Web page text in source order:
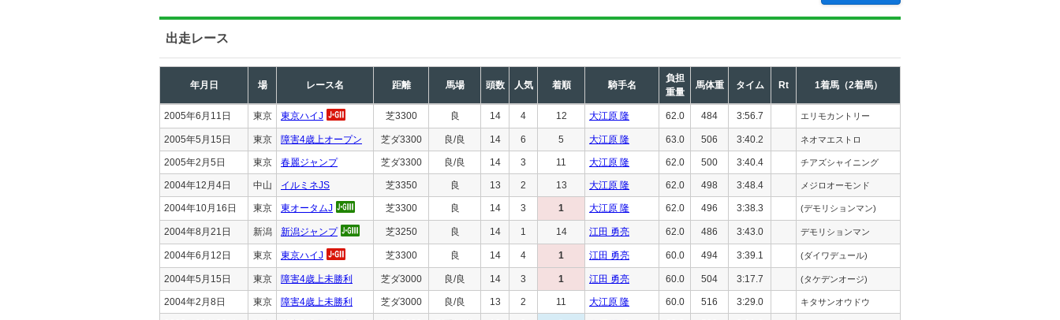
出走レース
年月日 場 レース名 距離 馬場 頭数 人気 着順 騎手名
負担
重量
馬体重 タイム Rt 1着馬（2着馬）
2005年6月11日 東京 東京ハイJ 芝3300 良 14 4 12 大江原 隆 62.0 484 3:56.7 エリモカントリー
2005年5月15日 東京 障害4歳上オープン 芝ダ3300 良/良 14 6 5 大江原 隆 63.0 506 3:40.2 ネオマエストロ
2005年2月5日 東京 春麗ジャンプ 芝ダ3300 良/良 14 3 11 大江原 隆 62.0 500 3:40.4 チアズシャイニング
2004年12月4日 中山 イルミネJS 芝3350 良 13 2 13 大江原 隆 62.0 498 3:48.4 メジロオーモンド
2004年10月16日 東京 東オータムJ 芝3300 良 14 3 1 大江原 隆 62.0 496 3:38.3 (デモリションマン)
2004年8月21日 新潟 新潟ジャンプ 芝3250 良 14 1 14 江田 勇亮 62.0 486 3:43.0 デモリションマン
2004年6月12日 東京 東京ハイJ 芝3300 良 14 4 1 江田 勇亮 60.0 494 3:39.1 (ダイワデュール)
2004年5月15日 東京 障害4歳上未勝利 芝ダ3000 良/良 14 3 1 江田 勇亮 60.0 504 3:17.7 (タケデンオージ)
2004年2月8日 東京 障害4歳上未勝利 芝ダ3000 良/良 13 2 11 大江原 隆 60.0 516 3:29.0 キタサンオウドウ